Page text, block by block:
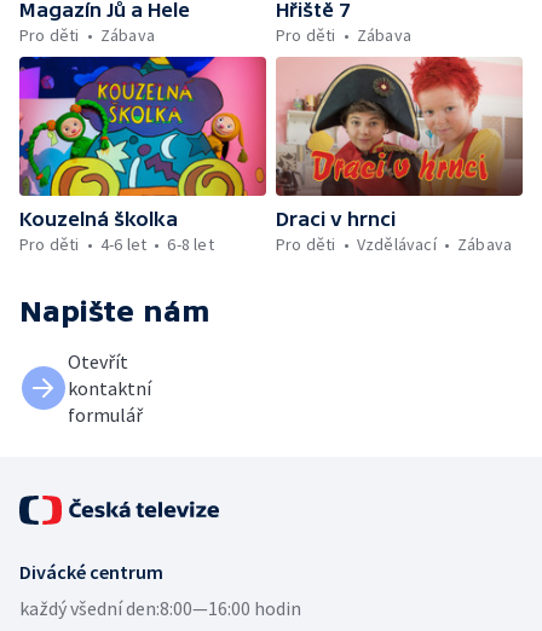
Magazín Jů a Hele
Pro děti
Zábava
Hřiště 7
Pro děti
Zábava
Kouzelná školka
Pro děti
4-6 let 6-8 let
Draci v hrnci
Pro děti
Vzdělávací Zábava
Napište nám
Otevřít
kontaktní
formulář
Divácké centrum
každý všední den:8:00—16:00 hodin